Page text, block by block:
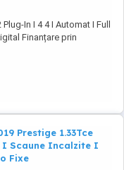
In I 4 4 I Automat I Full
Finanțare prin
de la 7,9%* Rate fixe
Aprobare rapidă
autoturismele eligibile
Prestige 1.33Tce
I Scaune Incalzite I
Fixe